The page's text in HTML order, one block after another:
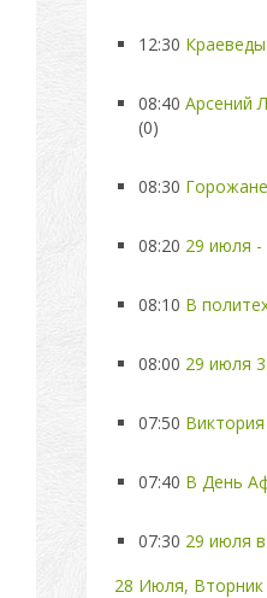
12:30
08:40 Арсений
(0)
08:30
08:20 29 июля
08:10 В
08:00 29 июля
07:50
07:40 В День
07:30 29 июля
28 Июля, Вторник